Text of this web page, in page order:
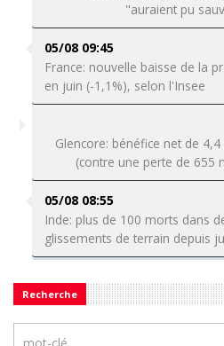
"auraient pu
05/08 09:45
France: nouvelle baisse de la
en juin (-1,1%), selon l'Insee
Glencore: bénéfice net de
(contre une perte de 655
05/08 08:55
Inde: plus de 100 morts dans
glissements de terrain depuis
Recherche